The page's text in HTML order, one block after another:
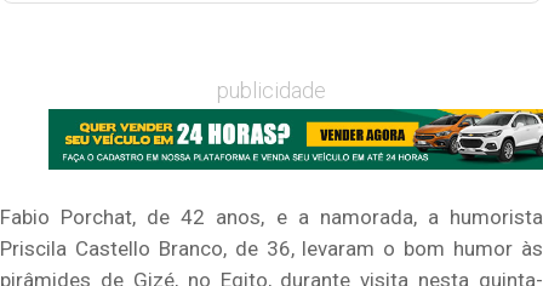
publicidade
Fabio Porchat, de 42 anos, e a namorada, a humorista
Priscila Castello Branco, de 36, levaram o bom humor às
pirâmides de Gizé, no Egito, durante visita nesta quinta-